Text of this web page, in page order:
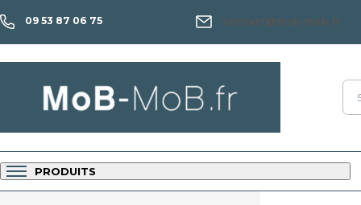
09 53 87 06 75 contact@mob-mob.fr
PRODUITS